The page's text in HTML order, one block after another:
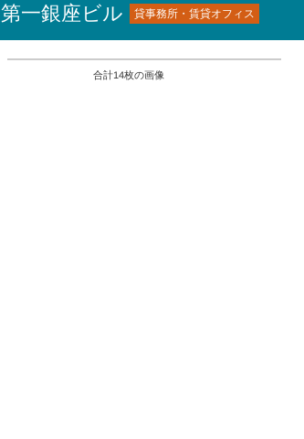
第一銀座ビル 貸事務所・賃貸オフィス
合計14枚の画像